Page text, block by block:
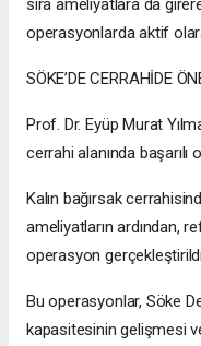
operasyonlarda aktif
SÖKE’DE CERRAHİDE
Prof. Dr. Eyüp Murat
cerrahi alanında
Kalın bağırsak
ameliyatların ardından,
operasyon gerçekleştirildi.
Bu operasyonlar, Söke
kapasitesinin gelişmesi